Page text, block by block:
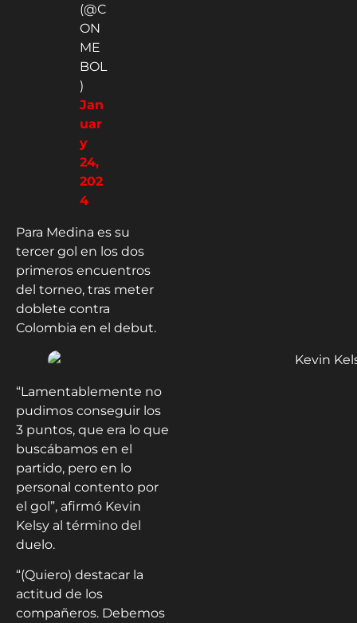
(@C
ON
ME
BOL
)
Jan
uar
y
24,
202
4
Para Medina es su
tercer gol en los dos
primeros encuentros
del torneo, tras meter
doblete contra
Colombia en el debut.
“Lamentablemente no
pudimos conseguir los
3 puntos, que era lo que
buscábamos en el
partido, pero en lo
personal contento por
el gol”, afirmó Kevin
Kelsy al término del
duelo.
“(Quiero) destacar la
actitud de los
compañeros. Debemos